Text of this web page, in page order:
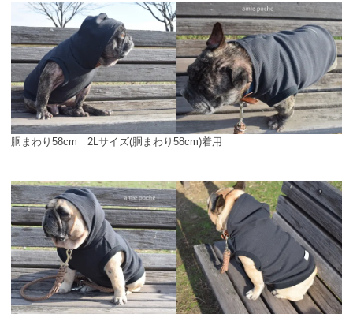
胴まわり58cm 2Lサイズ(胴まわり58cm)着用